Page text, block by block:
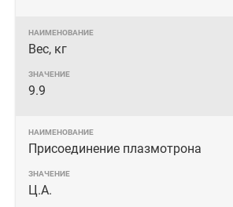
Вес, кг
9.9
Присоединение плазмотрона
Ц.А.